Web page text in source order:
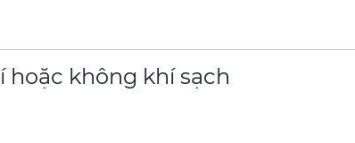
hoặc không khí sạch